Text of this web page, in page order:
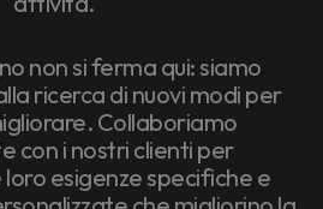
non si ferma qui: siamo
ricerca di nuovi modi per
Collaboriamo
con i nostri clienti per
esigenze specifiche e